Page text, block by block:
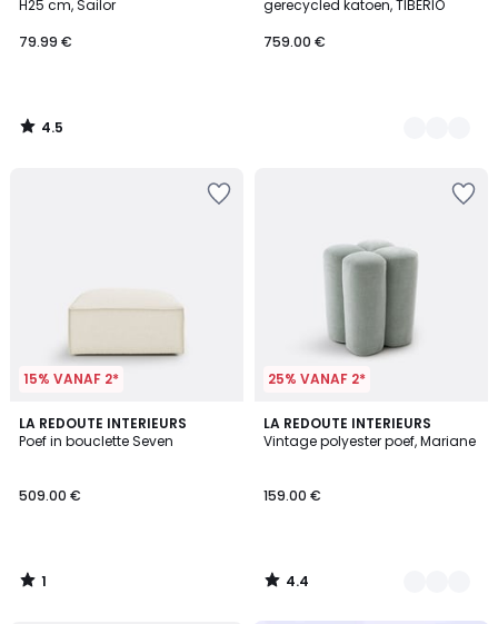
H25 cm, Sailor
79.99 €
4.5
/
gerecycled katoen, TIBERIO
759.00 €
15% VANAF 2*
LA REDOUTE INTERIEURS
Poef in bouclette Seven
509.00 €
1
/
1
/
25% VANAF 2*
LA REDOUTE INTERIEURS
Vintage polyester poef, Mariane
159.00 €
4.4
/ 5
3
Kleuren
4.4
/